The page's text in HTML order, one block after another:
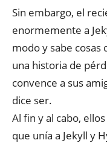
Sin embargo, el
enormemente a
modo y sabe cosas
una historia de
convence a sus
dice ser.
Al fin y al cabo,
que unía a Jekyll y